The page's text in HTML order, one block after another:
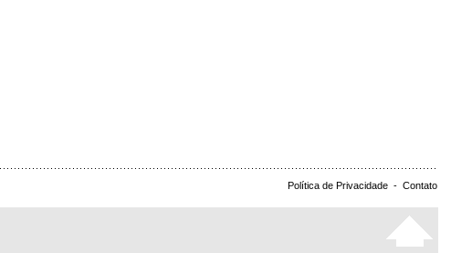
Política de Privacidade - Contato